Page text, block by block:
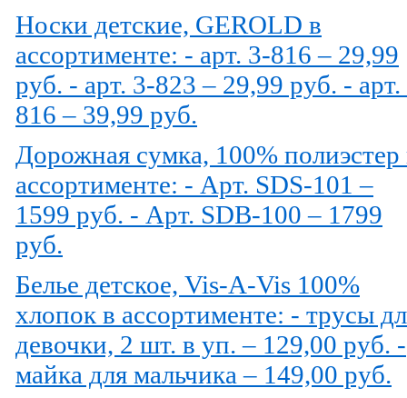
Носки детские, GEROLD в
ассортименте: - арт. 3-816 – 29,99
руб. - арт. 3-823 – 29,99 руб. -
816 – 39,99 руб.
Дорожная сумка, 100% полиэстер
ассортименте: - Арт. SDS-101 –
1599 руб. - Арт. SDB-100 – 1799
руб.
Белье детское, Vis-A-Vis 100%
хлопок в ассортименте: - трусы
девочки, 2 шт. в уп. – 129,00 руб. -
майка для мальчика – 149,00 руб.